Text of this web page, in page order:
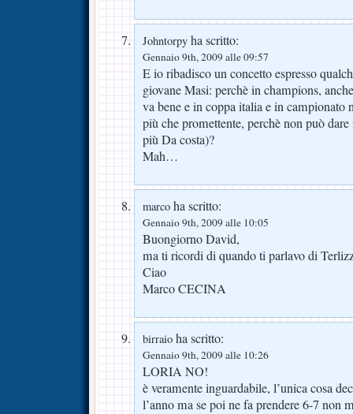
Johntorpy ha scritto:
Gennaio 9th, 2009 alle 09:57
E io ribadisco un concetto espresso
giovane Masi: perchè in champions,
va bene e in coppa italia e in campionato
più che promettente, perchè non può
più Da costa)?
Mah…
marco ha scritto:
Gennaio 9th, 2009 alle 10:05
Buongiorno David,
ma ti ricordi di quando ti parlavo di
Ciao
Marco CECINA
birraio ha scritto:
Gennaio 9th, 2009 alle 10:26
LORIA NO!
è veramente inguardabile, l’unica cosa
l’anno ma se poi ne fa prendere 6-7 non